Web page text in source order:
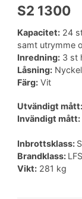
S2 1300
Kapacitet:24 st
samt utrymme
Inredning:3 st
Låsning:
Färg:Vit
Utvändigt mått:
Invändigt mått:
Inbrottsklass:
Brandklass:
Vikt:281 kg